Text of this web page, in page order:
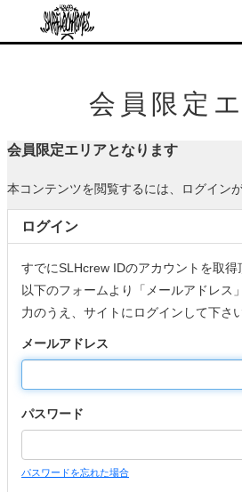
会員限定
会員限定エリアとなります
本コンテンツを閲覧するには、ログインが
ログイン
すでにSLHcrew IDのアカウントを取
以下のフォームより「メールアドレス
力のうえ、サイトにログインして下さい
メールアドレス
パスワード
パスワードを忘れた場合